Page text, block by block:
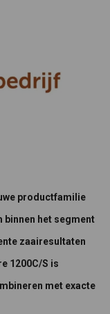
productfamilie
binnen het segment
zaairesultaten
1200C/S is
met exacte